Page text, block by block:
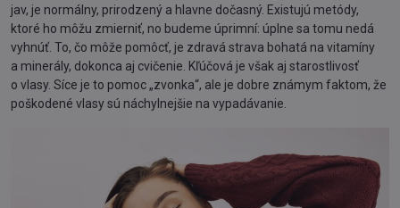
jav, je normálny, prirodzený a hlavne dočasný. Existujú metódy,
ktoré ho môžu zmierniť, no budeme úprimní: úplne sa tomu nedá
vyhnúť. To, čo môže pomôcť, je zdravá strava bohatá na vitamíny
a minerály, dokonca aj cvičenie. Kľúčová je však aj starostlivosť
o vlasy. Síce je to pomoc „zvonka“, ale je dobre známym faktom, že
poškodené vlasy sú náchylnejšie na vypadávanie.